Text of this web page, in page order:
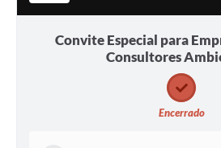
Convite Especial para
Consultores
Encerrado